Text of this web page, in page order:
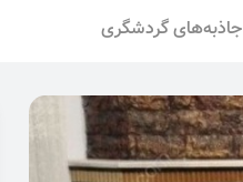
جاذبه‌های گردشگری